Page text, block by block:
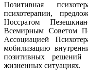
Позитивная
психотерапии,
Носсратом
Всемирным Советом
Ассоциацией
мобилизацию
позитивных
жизненных ситуациях.